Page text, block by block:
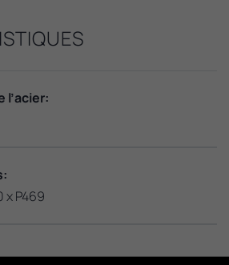
l’acier:
x P469